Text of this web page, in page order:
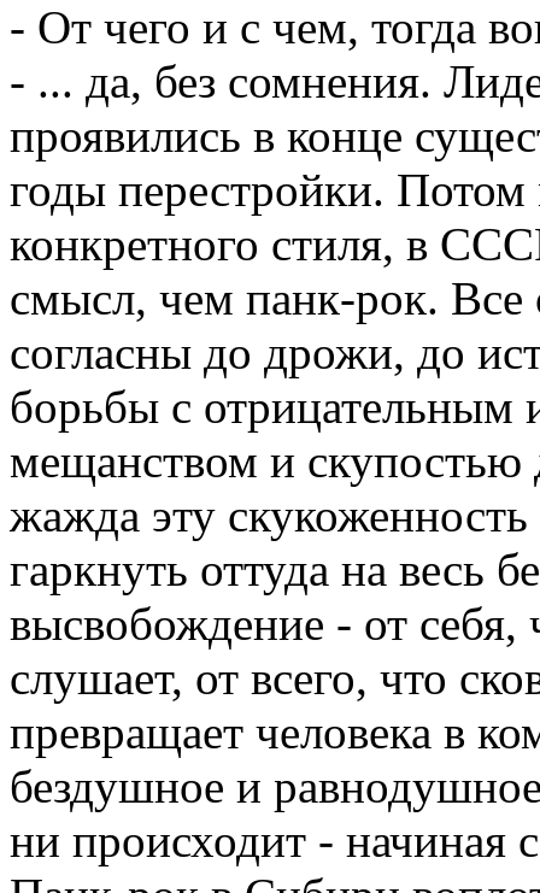
- От чего и с чем, тогда
- ... да, без сомнения.
проявились в конце
годы перестройки. Потом
конкретного стиля, в
смысл, чем панк-рок.
согласны до дрожи, до
борьбы с отрицательным
мещанством и скупостью
жажда эту скукоженность
гаркнуть оттуда на весь
высвобождение - от себя,
слушает, от всего, что
превращает человека в
бездушное и
ни происходит - начиная